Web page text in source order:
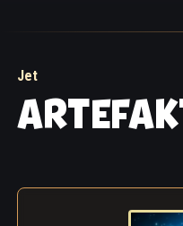
i wybiegli na zewnątrz,
– Uciekajcie! Galahad,
miecz, gotów odeprzeć
jego energia zdawała się
Thibault ponaglił
stołem. Była pełna
Jet